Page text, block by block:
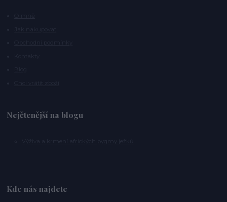
Nejčtenější na blogu
Kde nás najdete